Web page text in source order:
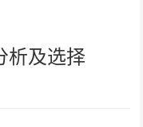
析及选择